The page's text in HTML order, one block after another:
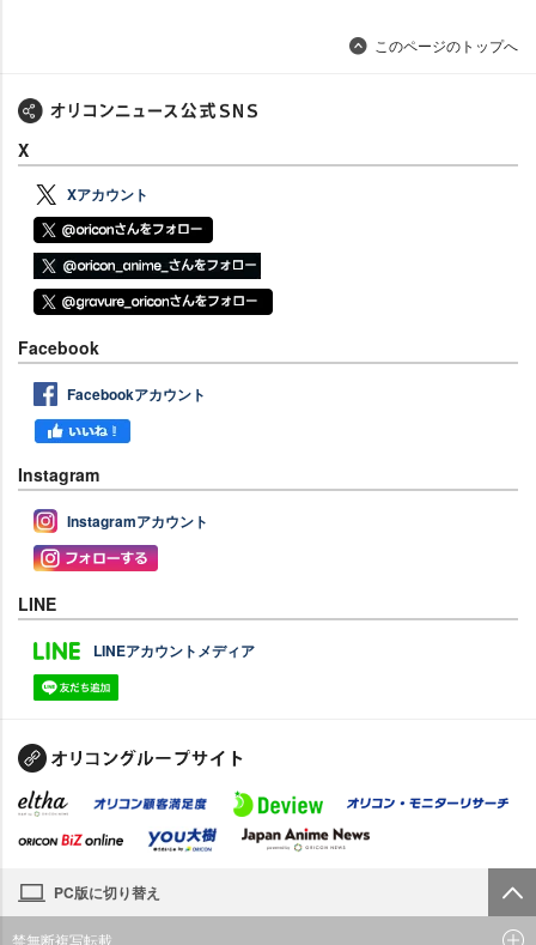
このページのトップへ
X
Xアカウント
Facebook
Facebookアカウント
Instagram
Instagramアカウント
LINE
LINEアカウントメディア
PC版に切り替え
禁無断複写転載